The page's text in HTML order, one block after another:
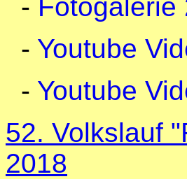
- Fotogalerie
- Youtube
- Youtube
52. Volkslauf
2018